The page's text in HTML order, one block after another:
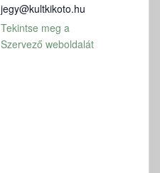
jegy@kultkikoto.hu
Tekintse meg a
Szervező weboldalát